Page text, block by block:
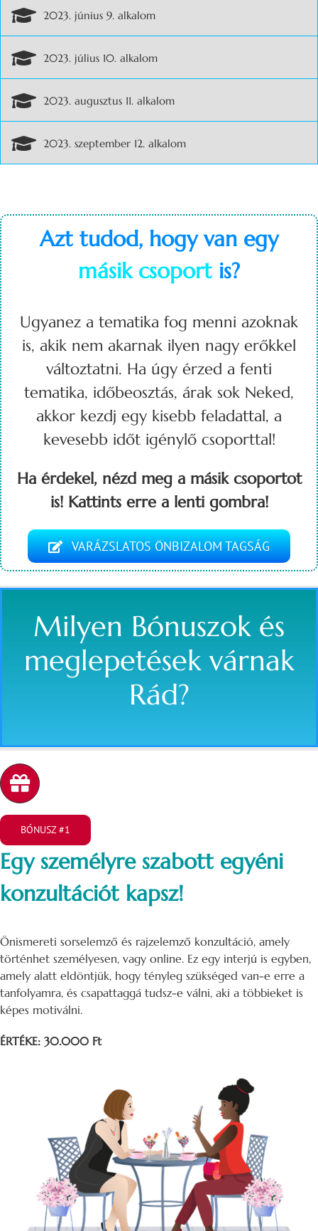
2023. június 9. alkalom
2023. július 10. alkalom
2023. augusztus 11. alkalom
2023. szeptember 12. alkalom
Azt tudod, hogy van egy
másik csoportis?
Ugyanez a tematika fog menni azoknak
is, akik nem akarnak ilyen nagy erőkkel
változtatni. Ha úgy érzed a fenti
tematika, időbeosztás, árak sok Neked,
akkor kezdj egy kisebb feladattal, a
kevesebb időt igénylő csoporttal!
Ha érdekel, nézd meg a másik csoportot
is! Kattints erre a lenti gombra!
VARÁZSLATOS ÖNBIZALOM TAGSÁG
Milyen Bónuszok és
meglepetések várnak
Rád?
BÓNUSZ #1
Egy személyre szabott egyéni
konzultációt kapsz!
Önismereti sorselemző és rajzelemző konzultáció, amely
történhet személyesen, vagy online. Ez egy interjú is egyben,
amely alatt eldöntjük, hogy tényleg szükséged van-e erre a
tanfolyamra, és csapattaggá tudsz-e válni, aki a többieket is
képes motiválni.
ÉRTÉKE: 30.000 Ft